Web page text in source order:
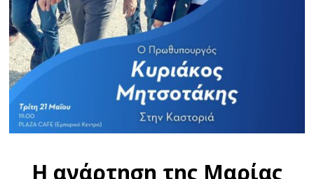
Η ανάρτηση της Μαρίας